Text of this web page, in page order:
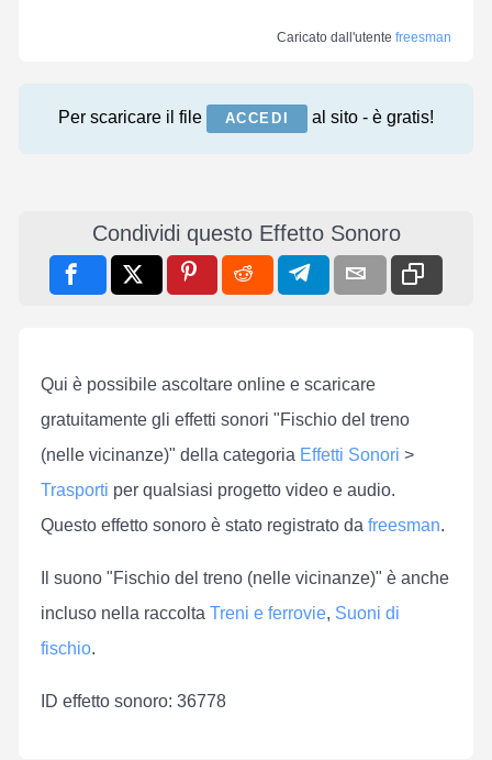
Caricato dall'utente freesman
Per scaricare il file ACCEDI al sito - è gratis!
Condividi questo Effetto Sonoro
Qui è possibile ascoltare online e scaricare
gratuitamente gli effetti sonori "Fischio del treno
(nelle vicinanze)" della categoria Effetti Sonori >
Trasporti per qualsiasi progetto video e audio.
Questo effetto sonoro è stato registrato da freesman.
Il suono "Fischio del treno (nelle vicinanze)" è anche
incluso nella raccolta Treni e ferrovie, Suoni di
fischio.
ID effetto sonoro: 36778